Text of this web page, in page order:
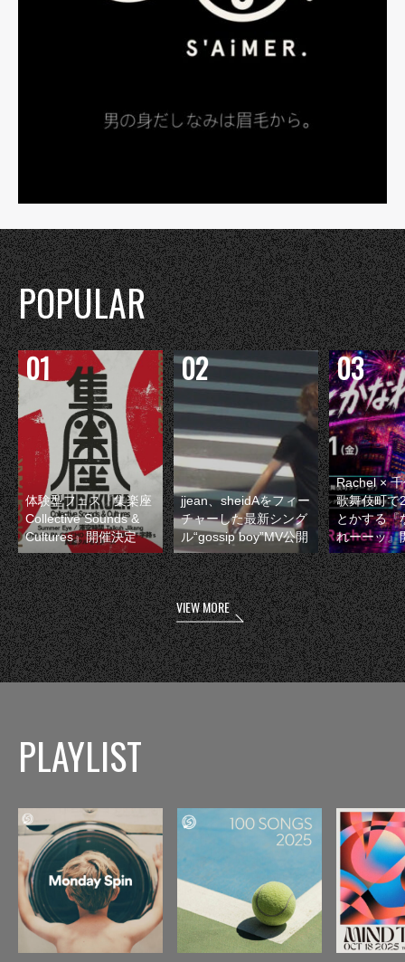
POPULAR
体験型フェス『集楽座
Collective Sounds &
Cultures』開催決定
jjean、sheidAをフィー
チャーした最新シング
ル“gossip boy”MV公開
Rachel ×
歌舞伎町で
とかする『
れーーッ』
VIEW MORE
PLAYLIST